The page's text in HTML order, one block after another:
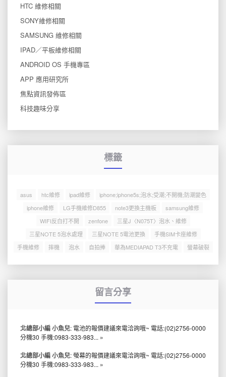
HTC 維修相關
SONY維修相關
SAMSUNG 維修相關
IPAD／平板維修相關
ANDROID OS 手機專區
APP 應用研究所
焦點資訊發佈區
科技趣味分享
標籤
asus htc維修 ipad維修
iphone;iphone5s;泡水;受潮;不開機;防潮變色
iphone維修
LG手機維修D855 note3更換主機板
samsung維修
WIFI反白打不開
zenfone
三星J〈N075T〉泡水、維修
三星NOTE 5泡水處理
三星NOTE 5電池更換
手機SIM卡座維修
手機維修
摔機 泡水 自拍捧 華為MEDIAPAD T3不充電 螢幕破裂
留言分享
北總部小編 小魚兒: 電池的報價建議來電洽詢哦~ 電話:(02)2756-0000
分機30 手機:0983-333-983... »
北總部小編 小魚兒: 螢幕的報價建議來電洽詢哦~ 電話:(02)2756-0000
分機30 手機:0983-333-983... »